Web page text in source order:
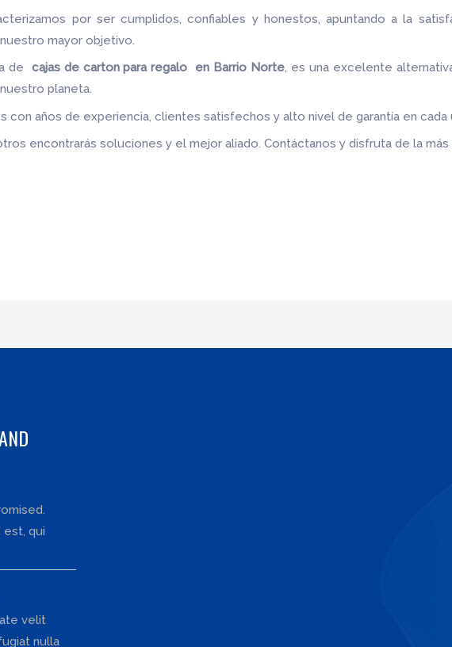
por ser cumplidos, confiables y honestos, apuntando a la
mayor objetivo.
de cajas de carton para regalo en Barrio Norte, es una excelente
planeta.
con años de experiencia, clientes satisfechos y alto nivel de garantía en
encontrarás soluciones y el mejor aliado.Contáctanos y disfruta de la
est, qui
velit
nulla